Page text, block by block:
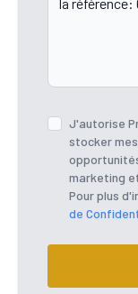
J'autorise
stocker
marketing
Pour plus
de